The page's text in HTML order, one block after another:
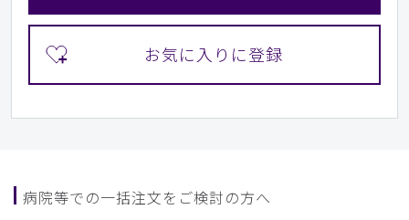
病院等での一括注文をご検討の方へ